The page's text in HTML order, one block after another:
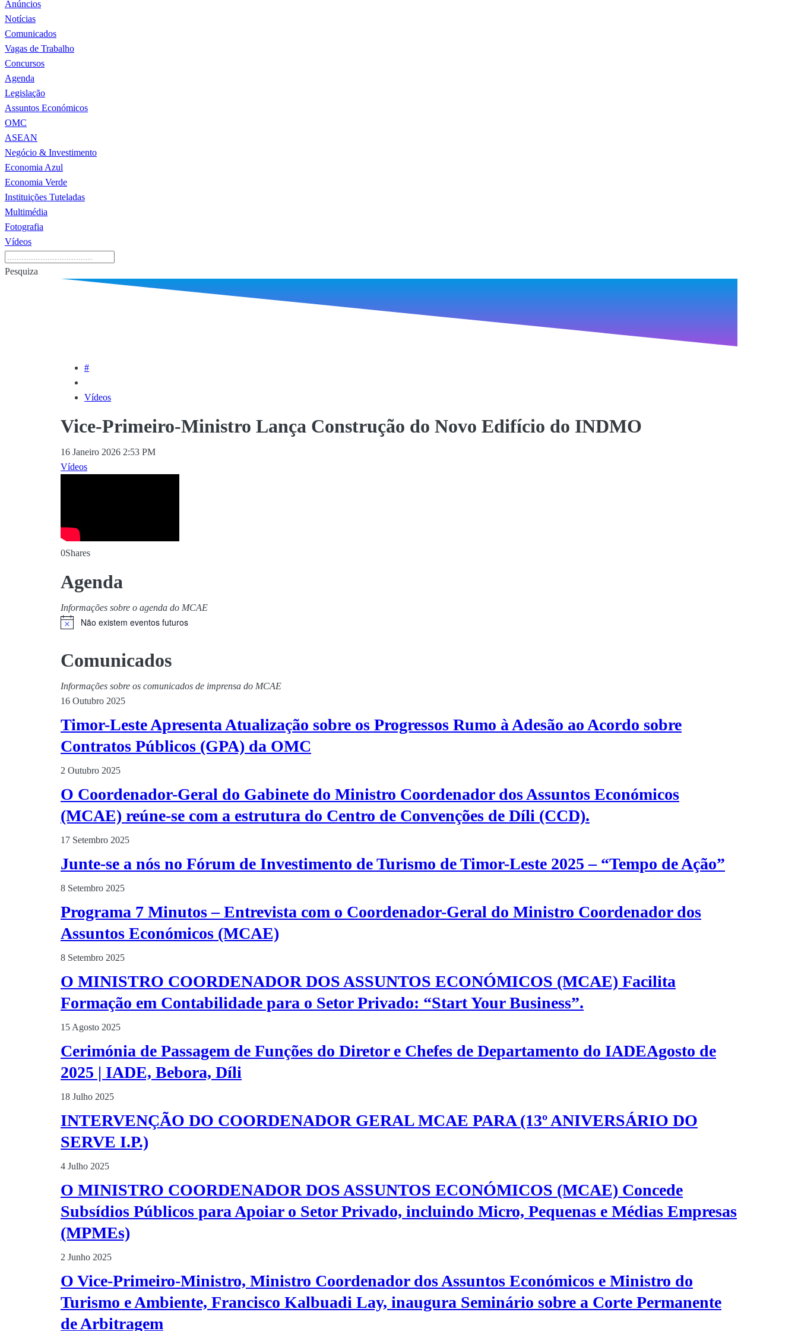
Anúncios
Notícias
Comunicados
Vagas de Trabalho
Concursos
Agenda
Legislação
Assuntos Económicos
OMC
ASEAN
Negócio & Investimento
Economia Azul
Economia Verde
Instituições Tuteladas
Multimédia
Fotografia
Vídeos
Pesquiza
#
Vídeos
Vice-Primeiro-Ministro Lança Construção do Novo Edifício do INDMO
16 Janeiro 2026 2:53 PM
Vídeos
0Shares
Agenda
Informações sobre o agenda do MCAE
Não existem eventos futuros
Comunicados
Informações sobre os comunicados de imprensa do MCAE
16 Outubro 2025
Timor-Leste Apresenta Atualização sobre os Progressos Rumo à Adesão ao Acordo sobre
Contratos Públicos (GPA) da OMC
2 Outubro 2025
O Coordenador-Geral do Gabinete do Ministro Coordenador dos Assuntos Económicos
(MCAE) reúne-se com a estrutura do Centro de Convenções de Díli (CCD).
17 Setembro 2025
Junte-se a nós no Fórum de Investimento de Turismo de Timor-Leste 2025 – “Tempo de Ação”
8 Setembro 2025
Programa 7 Minutos – Entrevista com o Coordenador-Geral do Ministro Coordenador dos
Assuntos Económicos (MCAE)
8 Setembro 2025
O MINISTRO COORDENADOR DOS ASSUNTOS ECONÓMICOS (MCAE) Facilita
Formação em Contabilidade para o Setor Privado: “Start Your Business”.
15 Agosto 2025
Cerimónia de Passagem de Funções do Diretor e Chefes de Departamento do IADEAgosto de
2025 | IADE, Bebora, Díli
18 Julho 2025
INTERVENÇÃO DO COORDENADOR GERAL MCAE PARA (13º ANIVERSÁRIO DO
SERVE I.P.)
4 Julho 2025
O MINISTRO COORDENADOR DOS ASSUNTOS ECONÓMICOS (MCAE) Concede
Subsídios Públicos para Apoiar o Setor Privado, incluindo Micro, Pequenas e Médias Empresas
(MPMEs)
2 Junho 2025
O Vice-Primeiro-Ministro, Ministro Coordenador dos Assuntos Económicos e Ministro do
Turismo e Ambiente, Francisco Kalbuadi Lay, inaugura Seminário sobre a Corte Permanente
de Arbitragem